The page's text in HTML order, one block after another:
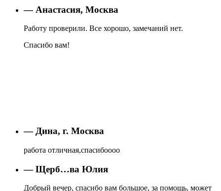
— Анастасия, Москва
Работу проверили. Все хорошо, замечаний нет.
Спасибо вам!
— Дина, г. Москва
работа отличная,спасибоооо
— Щерб…ва Юлия
Добрый вечер, спасибо вам большое, за помощь, может